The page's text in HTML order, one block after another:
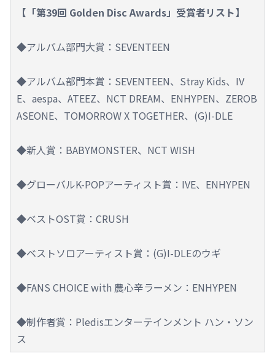
【「第39回 Golden Disc Awards」受賞者リスト】
◆アルバム部門大賞：SEVENTEEN
◆アルバム部門本賞：SEVENTEEN、Stray Kids、IV
E、aespa、ATEEZ、NCT DREAM、ENHYPEN、ZEROB
ASEONE、TOMORROW X TOGETHER、(G)I-DLE
◆新人賞：BABYMONSTER、NCT WISH
◆グローバルK-POPアーティスト賞：IVE、ENHYPEN
◆ベストOST賞：CRUSH
◆ベストソロアーティスト賞：(G)I-DLEのウギ
◆FANS CHOICE with 農心辛ラーメン：ENHYPEN
◆制作者賞：Pledisエンターテインメント ハン・ソン
ス